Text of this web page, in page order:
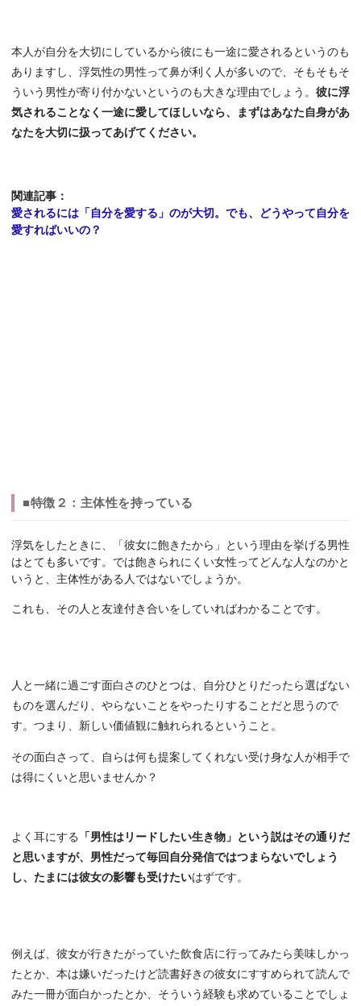
本人が自分を大切にしているから彼にも一途に愛されるというのも
ありますし、浮気性の男性って鼻が利く人が多いので、そもそもそ
ういう男性が寄り付かないというのも大きな理由でしょう。 彼に浮
気されることなく一途に愛してほしいなら、まずはあなた自身があ
なたを大切に扱ってあげてください。
関連記事：
愛されるには「自分を愛する」のが大切。でも、どうやって自分を
愛すればいいの？
■特徴２：主体性を持っている
浮気をしたときに、「彼女に飽きたから」という理由を挙げる男性
はとても多いです。では飽きられにくい女性ってどんな人なのかと
いうと、主体性がある人ではないでしょうか。
これも、その人と友達付き合いをしていればわかることです。
人と一緒に過ごす面白さのひとつは、自分ひとりだったら選ばない
ものを選んだり、やらないことをやったりすることだと思うので
す。つまり、新しい価値観に触れられるということ。
その面白さって、自らは何も提案してくれない受け身な人が相手で
は得にくいと思いませんか？
よく耳にする
「男性はリードしたい生き物」という説はその通りだ
と思いますが、男性だって毎回自分発信ではつまらないでしょう
し、たまには彼女の影響も受けたいはずです。
例えば、彼女が行きたがっていた飲食店に行ってみたら美味しかっ
たとか、本は嫌いだったけど読書好きの彼女にすすめられて読んで
みた一冊が面白かったとか、そういう経験も求めていることでしょ